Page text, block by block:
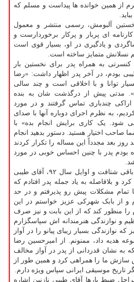
خرم از همین خوانده ها پیداست و مسلم که
آلبومش، رسمی منتشر و معمول
ای پربار و پرکار برخوردارست و
و یادگیری در او، بسیار قوی است
نسلانش متمایز ساخته است.
در اجرای کنسرتی به همراه پدر برای نخستین بار
بودم، در آخر پدر اظهار داشت: «رضا
توانا و با اخلاقی است و چند سالی
پیش از درگذشت شان به بنده
اراکی چندباری تماس گرفتند و در مورد
به نظرم اجرای دوباره آنها با صدای
شود. یک کاری برایش انجام بده» با
صاحب اختیار هستید. دستور بدهید انجام
بعد مجدداً این مساله را تکرار کردند
بودم پدر با چنین احساس خوبی در مورد
۲۸ دی ۱۳۹۱ پدر به دیار باقی شتافت و اوایل سال ۹۲، آقای طیبی
و بلافاصله به یاد جمله پدر افتادم که
تمام مشکلات پیش رو پذیرفتم و در حد
و از بابک شهرکی عزیز خواستم در این
منظور کند که از این بابت و نیز صرف
و نوازندگی هنرمندانه اش سپاسگزارم
نوازندگی بسیار زیبای پیانو را در آواز
هدیه داد، ممنونم. از امیرحسین رضا
به نشان قدردانی از پدر در آواز مخالف
سازش ما را همراهی کرد و همین طور از
تاریخ موسیقی ایرانی سپاس ویژه دارم.
ضبط بارها آقای طیبی نازنین اشاره